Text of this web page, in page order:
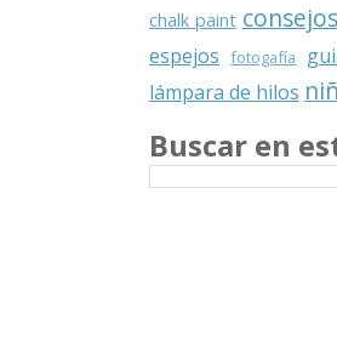
chalk paint
espejos fotogafía
lámpara de hilos
Buscar en